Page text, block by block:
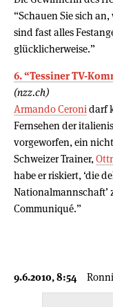
“Schauen Sie sich
sind fast alles
glücklicherweise.”
6. “Tessiner TV-
(nzz.ch)
Armando Ceroni darf
Fernsehen der
vorgeworfen, ein
Schweizer Trainer,
habe er riskiert, ‘die
Nationalmannschaft’
Communiqué.”
9.6.2010, 8:54